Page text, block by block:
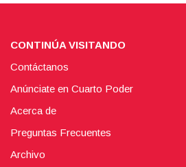
CONTINÚA VISITANDO
Contáctanos
Anúnciate en Cuarto Poder
Acerca de
Preguntas Frecuentes
Archivo